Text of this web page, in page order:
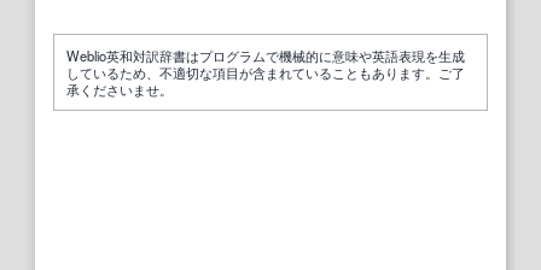
Weblio英和対訳辞書はプログラムで機械的に意味や英語表現を生成
しているため、不適切な項目が含まれていることもあります。ご了
承くださいませ。